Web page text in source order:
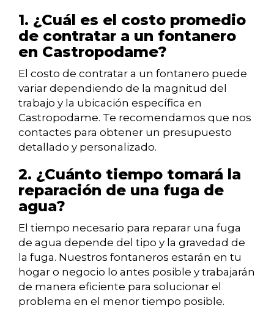
1. ¿Cuál es el costo promedio
de contratar a un fontanero
en Castropodame?
El costo de contratar a un fontanero puede
variar dependiendo de la magnitud del
trabajo y la ubicación específica en
Castropodame. Te recomendamos que nos
contactes para obtener un presupuesto
detallado y personalizado.
2. ¿Cuánto tiempo tomará la
reparación de una fuga de
agua?
El tiempo necesario para reparar una fuga
de agua depende del tipo y la gravedad de
la fuga. Nuestros fontaneros estarán en tu
hogar o negocio lo antes posible y trabajarán
de manera eficiente para solucionar el
problema en el menor tiempo posible.